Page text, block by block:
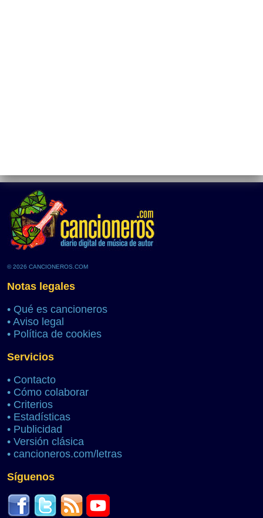
© 2026 CANCIONEROS.COM
Notas legales
• Qué es cancioneros
• Aviso legal
• Política de cookies
Servicios
• Contacto
• Cómo colaborar
• Criterios
• Estadísticas
• Publicidad
• Versión clásica
• cancioneros.com/letras
Síguenos